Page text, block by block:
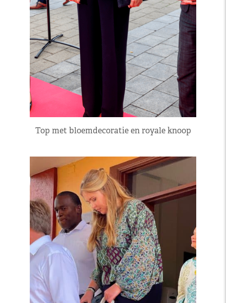
Top met bloemdecoratie en royale knoop